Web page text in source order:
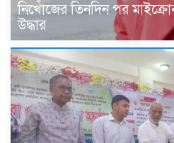
নিখোঁজের তিনদিন পর
উদ্ধার